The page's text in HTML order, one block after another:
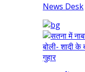
News Desk